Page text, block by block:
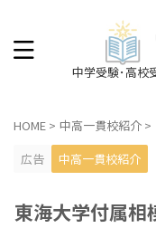
中学受験･高校
HOME > 中高一貫校紹介 >
広告
中高一貫校紹介
東海大学付属相